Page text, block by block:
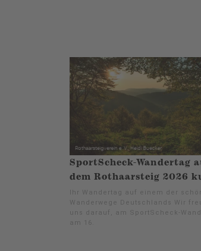
SportScheck-Wandertag
dem Rothaarsteig 2026
Ihr Wandertag auf einem der
Wanderwege Deutschlands Wir
uns darauf, am SportScheck-
am 16.